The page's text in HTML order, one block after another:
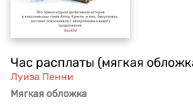
Час расплаты (мягкая
Луиза Пенни
Мягкая обложка